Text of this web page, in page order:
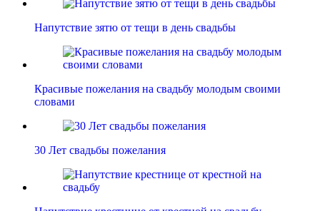
Напутствие зятю от тещи в день свадьбы
Красивые пожелания на свадьбу молодым своими
словами
30 Лет свадьбы пожелания